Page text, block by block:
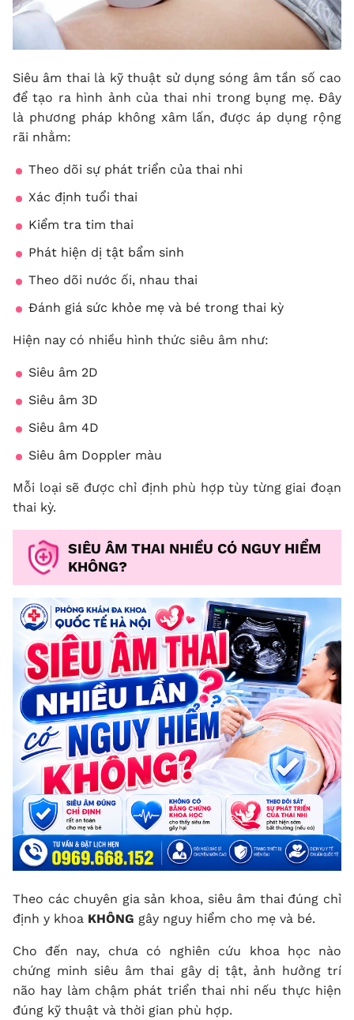
Siêu âm thai là kỹ thuật sử dụng sóng âm tần số cao
để tạo ra hình ảnh của thai nhi trong bụng mẹ. Đây
là phương pháp không xâm lấn, được áp dụng rộng
rãi nhằm:
Theo dõi sự phát triển của thai nhi
Xác định tuổi thai
Kiểm tra tim thai
Phát hiện dị tật bẩm sinh
Theo dõi nước ối, nhau thai
Đánh giá sức khỏe mẹ và bé trong thai kỳ
Hiện nay có nhiều hình thức siêu âm như:
Siêu âm 2D
Siêu âm 3D
Siêu âm 4D
Siêu âm Doppler màu
Mỗi loại sẽ được chỉ định phù hợp tùy từng giai đoạn
thai kỳ.
SIÊU ÂM THAI NHIỀU CÓ NGUY HIỂM
KHÔNG?
Theo các chuyên gia sản khoa, siêu âm thai đúng chỉ
định y khoa KHÔNG gây nguy hiểm cho mẹ và bé.
Cho đến nay, chưa có nghiên cứu khoa học nào
chứng minh siêu âm thai gây dị tật, ảnh hưởng trí
não hay làm chậm phát triển thai nhi nếu thực hiện
đúng kỹ thuật và thời gian phù hợp.